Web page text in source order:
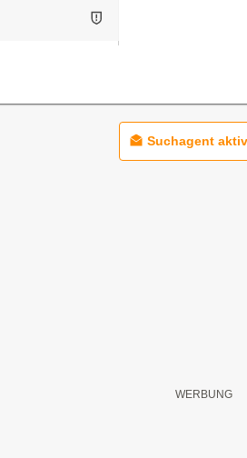
Suchagent